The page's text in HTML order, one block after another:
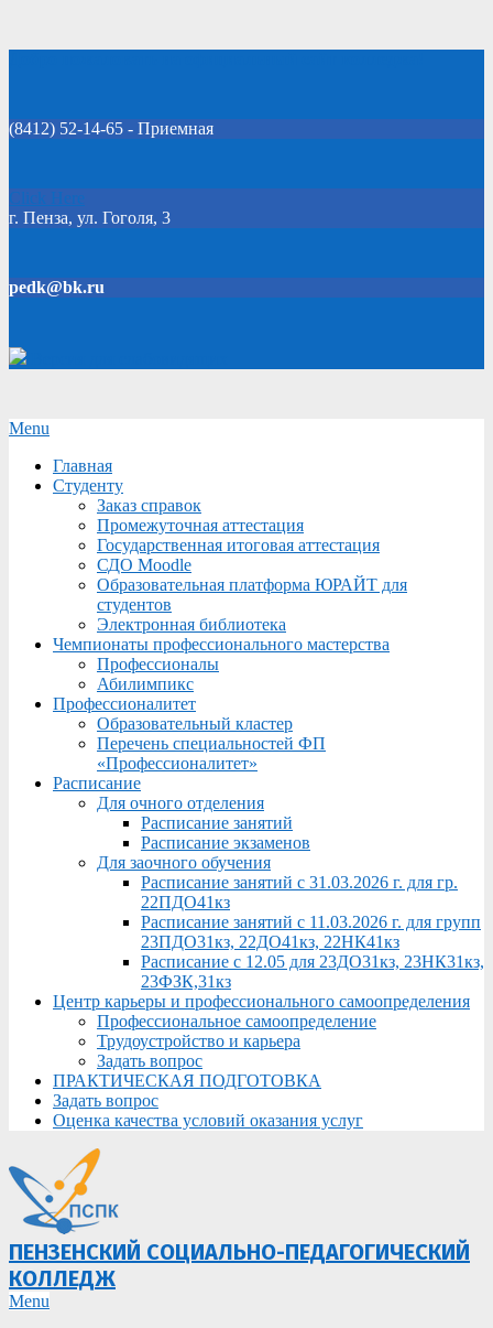
(8412) 52-14-65 - Приемная
Click Here
г. Пенза, ул. Гоголя, 3
pedk@bk.ru
Secondary
Menu
Menu
Главная
Студенту
Заказ справок
Промежуточная аттестация
Государственная итоговая аттестация
СДО Moodle
Образовательная платформа ЮРАЙТ для
студентов
Электронная библиотека
Чемпионаты профессионального мастерства
Профессионалы
Абилимпикс
Профессионалитет
Образовательный кластер
Перечень специальностей ФП
«Профессионалитет»
Расписание
Для очного отделения
Расписание занятий
Расписание экзаменов
Для заочного обучения
Расписание занятий с 31.03.2026 г. для гр.
22ПДО41кз
Расписание занятий с 11.03.2026 г. для групп
23ПДО31кз, 22ДО41кз, 22НК41кз
Расписание с 12.05 для 23ДО31кз, 23НК31кз,
23ФЗК,31кз
Центр карьеры и профессионального самоопределения
Профессиональное самоопределение
Трудоустройство и карьера
Задать вопрос
ПРАКТИЧЕСКАЯ ПОДГОТОВКА
Задать вопрос
Оценка качества условий оказания услуг
ПЕНЗЕНСКИЙ СОЦИАЛЬНО-ПЕДАГОГИЧЕСКИЙ
КОЛЛЕДЖ
Primary
Menu